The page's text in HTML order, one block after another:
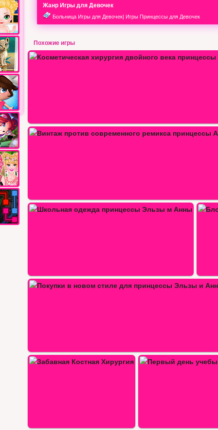
Жанр Игры для Девочек
Больница Игры для Девочек| Игры Принцессы для Девочек
Похожие игры
Свадебный распорядитель…
Веселый день принцессы Анны
Блог принцессы Анны #Cool Fashion Trends
Создай принцессе свитер
Первый день учебы в колледже для…